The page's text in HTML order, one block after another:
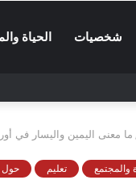
شخصيات الحياة
ما معنى اليمين واليسار في
والمجتمع تعليم حول